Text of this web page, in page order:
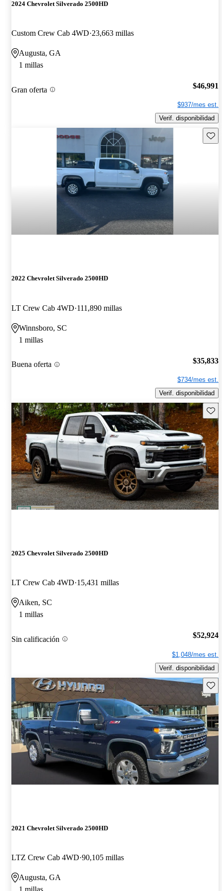
2024 Chevrolet Silverado 2500HD
Custom Crew Cab 4WD 23,663 millas
Augusta, GA
1 millas
Gran oferta $46,991
$937/mes est.
Verif. disponibilidad
2022 Chevrolet Silverado 2500HD
LT Crew Cab 4WD 111,890 millas
Winnsboro, SC
1 millas
Buena oferta $35,833
$734/mes est.
Verif. disponibilidad
2025 Chevrolet Silverado 2500HD
LT Crew Cab 4WD 15,431 millas
Aiken, SC
1 millas
Sin calificación $52,924
$1,048/mes est.
Verif. disponibilidad
2021 Chevrolet Silverado 2500HD
LTZ Crew Cab 4WD 90,105 millas
Augusta, GA
1 millas